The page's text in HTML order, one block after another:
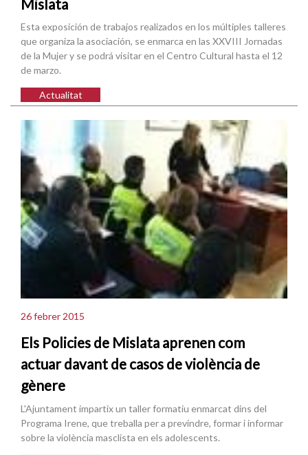
Mislata
Esta exposición de trabajos realizados en los múltiples talleres
que organiza la asociación, se enmarca en las XXVIII Jornadas
de la Mujer y se podrá visitar en el Centro Cultural hasta el 12
de marzo.
Actualitat
26 febrer 2015
Els Policies de Mislata aprenen com
actuar davant de casos de violència de
gènere
L'Ajuntament impartix un taller formatiu enmarcat dins del
Programa Irene, que treballa per a previndre, formar i informar
sobre la violència masclista en els adolescents.